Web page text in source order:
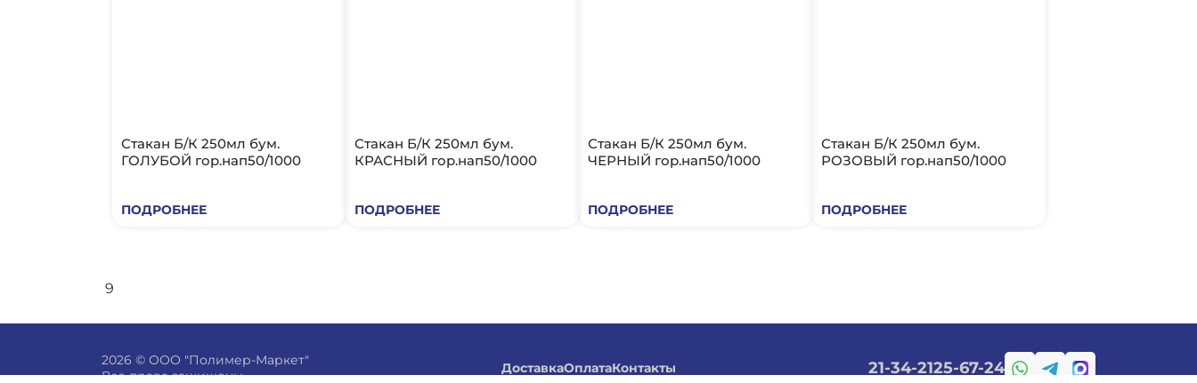
Стакан Б/К 250мл бум.
ГОЛУБОЙ гор.нап50/1000
ПОДРОБНЕЕ
Стакан Б/К 250мл бум.
КРАСНЫЙ гор.нап50/1000
ПОДРОБНЕЕ
Стакан Б/К 250мл бум.
ЧЕРНЫЙ гор.нап50/1000
ПОДРОБНЕЕ
Стакан Б/К 250мл бум.
РОЗОВЫЙ гор.нап50/1000
ПОДРОБНЕЕ
9
2026 © ООО "Полимер-Маркет"
Все права защищены
ДоставкаОплатаКонтакты 21-34-2125-67-24